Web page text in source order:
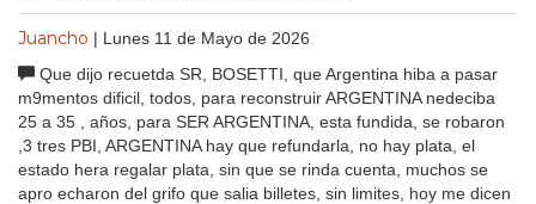
Juancho | Lunes 11 de Mayo de 2026
Que dijo recuetda SR, BOSETTI, que Argentina hiba a pasar
m9mentos dificil, todos, para reconstruir ARGENTINA nedeciba
25 a 35 , años, para SER ARGENTINA, esta fundida, se robaron
,3 tres PBI, ARGENTINA hay que refundarla, no hay plata, el
estado hera regalar plata, sin que se rinda cuenta, muchos se
apro echaron del grifo que salia billetes, sin limites, hoy me dicen